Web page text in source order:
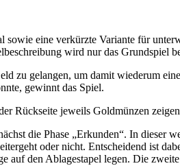
sowie eine verkürzte Variante für
wird nur das Grundspiel
zu gelangen, um damit wiederum
gewinnt das Spiel.
Rückseite jeweils Goldmünzen
die Phase „Erkunden“. In
oder nicht. Entscheidend ist
auf den Ablagestapel legen. Die